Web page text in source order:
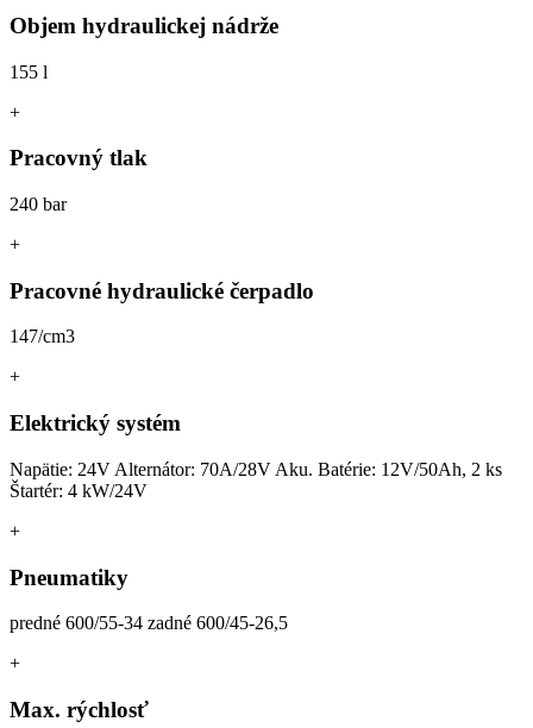
Objem hydraulickej nádrže
155 l
+
Pracovný tlak
240 bar
+
Pracovné hydraulické čerpadlo
147/cm3
+
Elektrický systém
Napätie: 24V Alternátor: 70A/28V Aku. Batérie: 12V/50Ah, 2 ks
Štartér: 4 kW/24V
+
Pneumatiky
predné 600/55-34 zadné 600/45-26,5
+
Max. rýchlosť